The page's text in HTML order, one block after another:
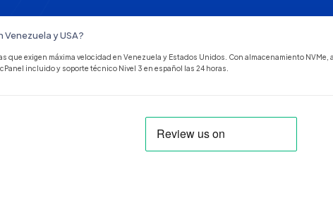
Venezuela y USA?
que exigen máxima velocidad en Venezuela y Estados Unidos. Con almacenamiento
incluido y soporte técnico Nivel 3 en español las 24 horas.